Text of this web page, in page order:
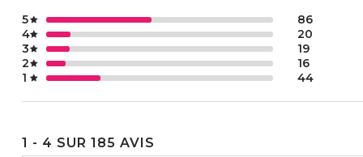
1 44
2 16
3 19
4 20
5 86
1 - 4 SUR 185 AVIS